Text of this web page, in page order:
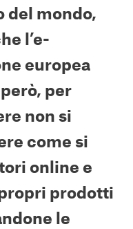
del mondo,
l’e-
europea
per
non si
come si
online e
prodotti
le